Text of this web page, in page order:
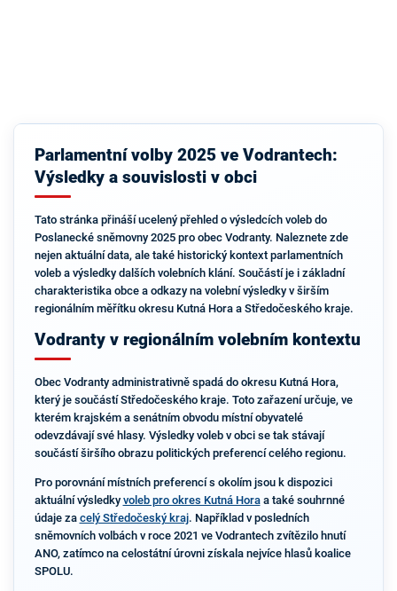
Parlamentní volby 2025 ve Vodrantech:
Výsledky a souvislosti v obci
Tato stránka přináší ucelený přehled o výsledcích voleb do
Poslanecké sněmovny 2025 pro obec Vodranty. Naleznete zde
nejen aktuální data, ale také historický kontext parlamentních
voleb a výsledky dalších volebních klání. Součástí je i základní
charakteristika obce a odkazy na volební výsledky v širším
regionálním měřítku okresu Kutná Hora a Středočeského kraje.
Vodranty v regionálním volebním kontextu
Obec Vodranty administrativně spadá do okresu Kutná Hora,
který je součástí Středočeského kraje. Toto zařazení určuje, ve
kterém krajském a senátním obvodu místní obyvatelé
odevzdávají své hlasy. Výsledky voleb v obci se tak stávají
součástí širšího obrazu politických preferencí celého regionu.
Pro porovnání místních preferencí s okolím jsou k dispozici
aktuální výsledky voleb pro okres Kutná Horaa také souhrnné
údaje za celý Středočeský kraj. Například v posledních
sněmovních volbách v roce 2021 ve Vodrantech zvítězilo hnutí
ANO, zatímco na celostátní úrovni získala nejvíce hlasů koalice
SPOLU.